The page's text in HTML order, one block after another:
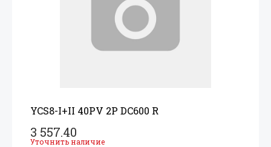
YCS8-I+II 40PV 2P DC600 R
3 557.40
Уточнить наличие